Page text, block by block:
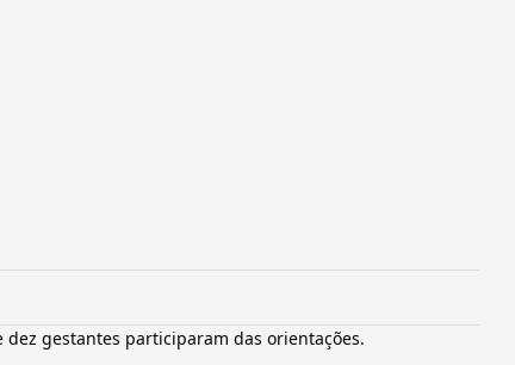
gestantes participaram das orientações.